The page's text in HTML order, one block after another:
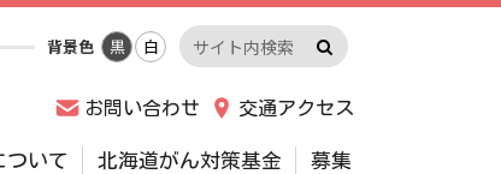
背景色 黒 白
サ
イ
ト
検
検
索
実
お問い合わせ 交通アクセス
ついて 北海道がん対策基金 募集